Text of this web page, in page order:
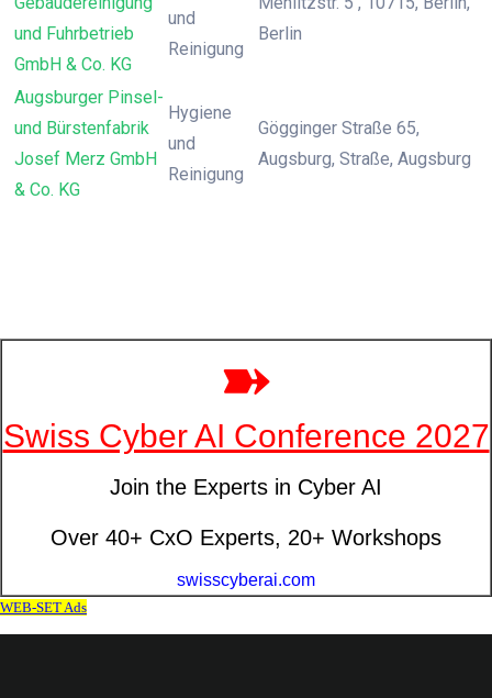
und Fuhrbetrieb
GmbH & Co. KG
und
Reinigung
Berlin
Augsburger Pinsel-
und Bürstenfabrik
Josef Merz GmbH
& Co. KG
Hygiene
und
Reinigung
Gögginger Straße 65,
Augsburg, Straße, Augsburg